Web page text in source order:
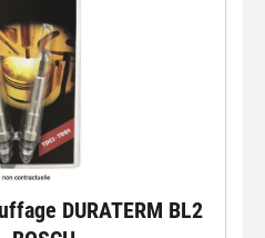
DURATERM BL2